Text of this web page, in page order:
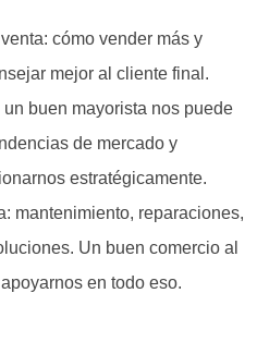
cómo vender más y
mejor al cliente final.
buen mayorista nos puede
de mercado y
estratégicamente.
mantenimiento, reparaciones,
Un buen comercio al
en todo eso.